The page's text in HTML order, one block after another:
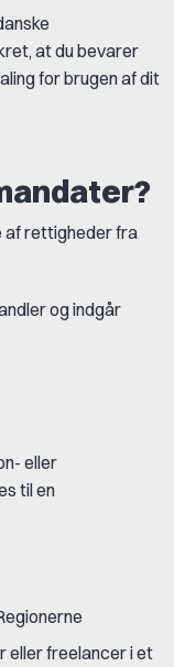
at du bevarer
for brugen af dit
af rettigheder fra
og indgår
eller
til en
eller freelancer i et